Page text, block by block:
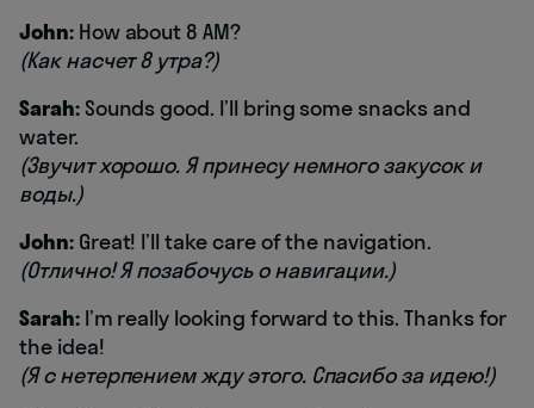
John:How about 8 AM?
(Как насчет 8 утра?)
Sarah:Sounds good. I’ll bring some snacks and
water.
(Звучит хорошо. Я принесу немного закусок и
воды.)
John:Great! I’ll take care of the navigation.
(Отлично! Я позабочусь о навигации.)
Sarah:I’m really looking forward to this. Thanks for
the idea!
(Я с нетерпением жду этого. Спасибо за идею!)